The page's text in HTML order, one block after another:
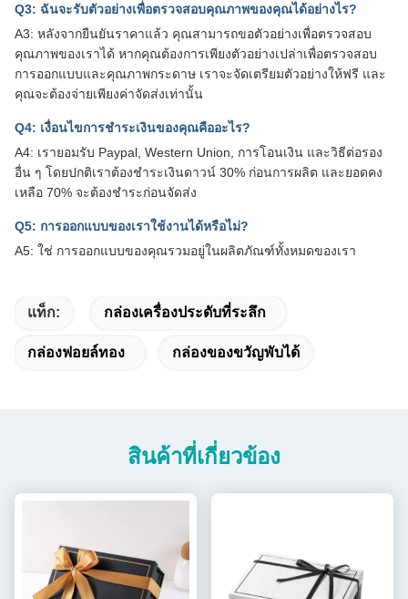
Q3: ฉันจะรับตัวอย่างเพื่อตรวจสอบคุณภาพของคุณได้อย่างไร?
A3: หลังจากยืนยันราคาแล้ว คุณสามารถขอตัวอย่างเพื่อตรวจสอบ
คุณภาพของเราได้ หากคุณต้องการเพียงตัวอย่างเปล่าเพื่อตรวจสอบ
การออกแบบและคุณภาพกระดาษ เราจะจัดเตรียมตัวอย่างให้ฟรี และ
คุณจะต้องจ่ายเพียงค่าจัดส่งเท่านั้น
Q4: เงื่อนไขการชำระเงินของคุณคืออะไร?
A4: เรายอมรับ Paypal, Western Union, การโอนเงิน และวิธีต่อรอง
อื่น ๆ โดยปกติเราต้องชำระเงินดาวน์ 30% ก่อนการผลิต และยอดคง
เหลือ 70% จะต้องชำระก่อนจัดส่ง
Q5: การออกแบบของเราใช้งานได้หรือไม่?
A5: ใช่ การออกแบบของคุณรวมอยู่ในผลิตภัณฑ์ทั้งหมดของเรา
แท็ก: กล่องเครื่องประดับที่ระลึก
กล่องฟอยล์ทอง กล่องของขวัญพับได้
สินค้าที่เกี่ยวข้อง